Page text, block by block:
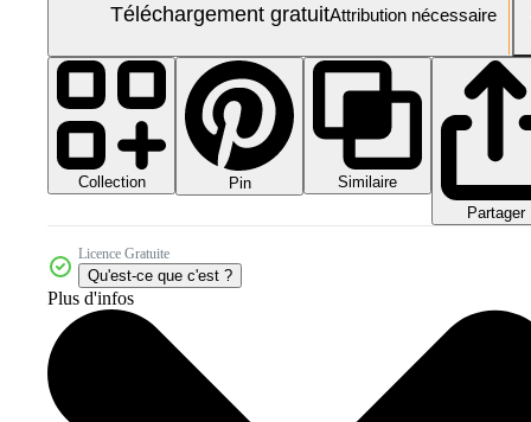
Téléchargement gratuitAttribution nécessaire
Collection Pin
Similaire
Partager
Licence Gratuite
Qu'est-ce que c'est ?
Plus d'infos